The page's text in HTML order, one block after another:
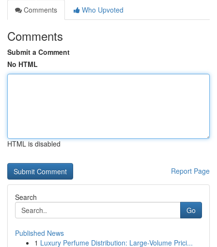
Comments
Who Upvoted
Comments
Submit a Comment
No HTML
HTML is disabled
Report Page
Search
Go
Published News
1 Luxury Perfume Distribution: Large-Volume Prici...